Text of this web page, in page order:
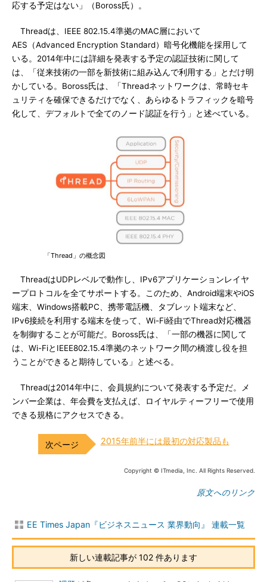
応する予定はない」（Boross氏）。
Threadは、IEEE 802.15.4準拠のMAC層において
AES（Advanced Encryption Standard）暗号化機能を採用して
いる。2014年中には詳細を発表する予定の認証技術に関して
は、「従来技術の一部を新技術に組み込んで利用する」とだけ明
かしている。Boross氏は、「Threadネットワークは、常時セキ
ュリティを確保できるだけでなく、あらゆるトラフィックを暗号
化して、デフォルトで全てのノード認証を行う」と述べている。
「Thread」の概念図
ThreadはUDPレベルで動作し、IPv6アプリケーションレイヤ
ープロトコルを全てサポートする。このため、Android端末やiOS
端末、Windows搭載PC、携帯電話機、タブレット端末など、
IPv6接続を利用する端末を使って、Wi-Fi経由でThread対応機器
を制御することが可能だ。Boross氏は、「一部の機器に関して
は、Wi-FiとIEEE802.15.4準拠のネットワーク間の橋渡し役を担
うことができると期待している」と述べる。
Threadは2014年中に、会員規約について発表する予定だ。メ
ンバー企業は、年会費を支払えば、ロイヤルティーフリーで使用
できる規格にアクセスできる。
2015年前半には最初の対応製品も
Copyright © ITmedia, Inc. All Rights Reserved.
原文へのリンク
EE Times Japan『ビジネスニュース 業界動向』 連載一覧
新しい連載記事が 102 件あります